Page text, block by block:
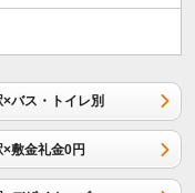
×バス・トイレ別
×敷金礼金0円